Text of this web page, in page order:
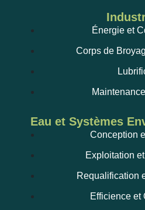
Énergie et
Corps de
Eau et Systèmes
Conception
Exploitation
Requalification
Efficience et